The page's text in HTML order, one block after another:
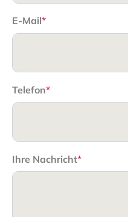
E-Mail*
Telefon*
Ihre Nachricht*